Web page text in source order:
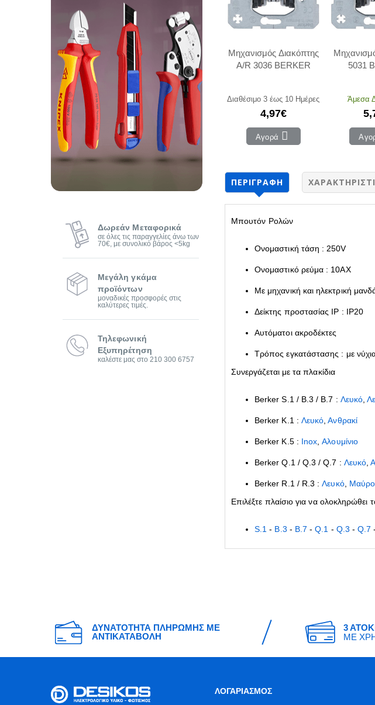
Δωρεάν Μεταφορικά
σε όλες τις παραγγελίες άνω των
70€, με συνολικό βάρος <5kg
Μεγάλη γκάμα
προϊόντων
μοναδικές προσφορές στις
καλύτερες τιμές.
Τηλεφωνική
Εξυπηρέτηση
καλέστε μας στο 210 300 6757
Μηχανισμός Διακόπτης
A/R 3036 BERKER
Διαθέσιμο 3 έως 10 Ημέρες
4,97€
Αγορά
5031
Άμεσα
ΠΕΡΙΓΡΑΦΉ
Μπουτόν Ρολών
Ονομαστική τάση : 250V
Ονομαστικό ρεύμα : 10AX
Με μηχανική και ηλεκτρική
Δείκτης προστασίας IP : IP20
Αυτόματοι ακροδέκτες
Τρόπος εγκατάστασης : με
Συνεργάζεται με τα πλακίδια
Berker S.1 / B.3 / B.7 : Λευκό,
Berker K.1 : Λευκό,Ανθρακί
Berker Κ.5 : Inox,Αλουμίνιο
Berker Q.1 / Q.3 / Q.7 : Λευκό,
Berker R.1 / R.3 :Λευκό, Μαύρο
Επιλέξτε πλαίσιο για να ολοκληρώθει
S.1 - B.3 - B.7 -Q.1 - Q.3 -Q.7 -
ΔΥΝΑΤΟΤΗΤΑ ΠΛΗΡΩΜΗΣ ΜΕ
ΑΝΤΙΚΑΤΑΒΟΛΗ
3
ΜΕ
ΛΟΓΑΡΙΑΣΜΟΣ